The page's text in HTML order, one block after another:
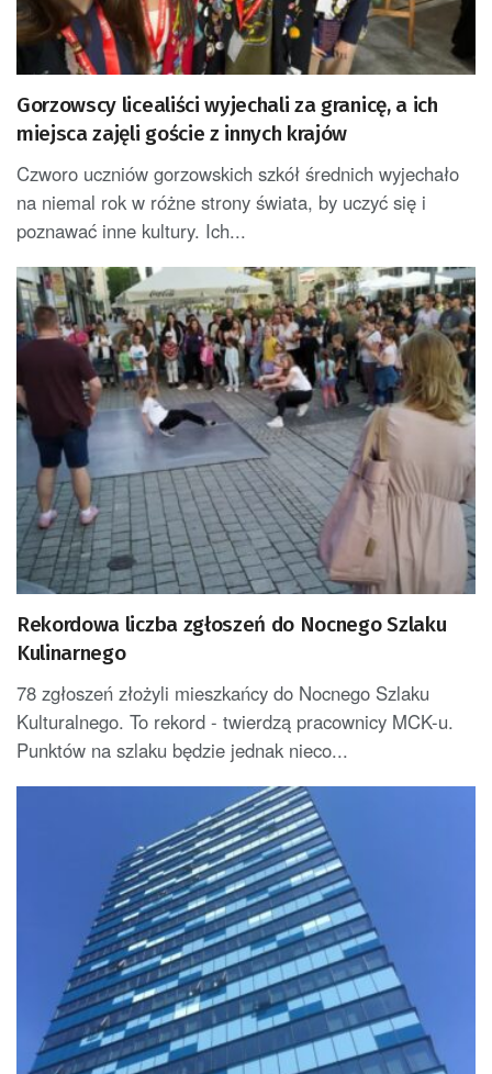
Gorzowscy licealiści wyjechali za granicę, a ich
miejsca zajęli goście z innych krajów
Czworo uczniów gorzowskich szkół średnich wyjechało
na niemal rok w różne strony świata, by uczyć się i
poznawać inne kultury. Ich...
Rekordowa liczba zgłoszeń do Nocnego Szlaku
Kulinarnego
78 zgłoszeń złożyli mieszkańcy do Nocnego Szlaku
Kulturalnego. To rekord - twierdzą pracownicy MCK-u.
Punktów na szlaku będzie jednak nieco...